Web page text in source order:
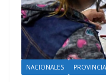
NACIONALES